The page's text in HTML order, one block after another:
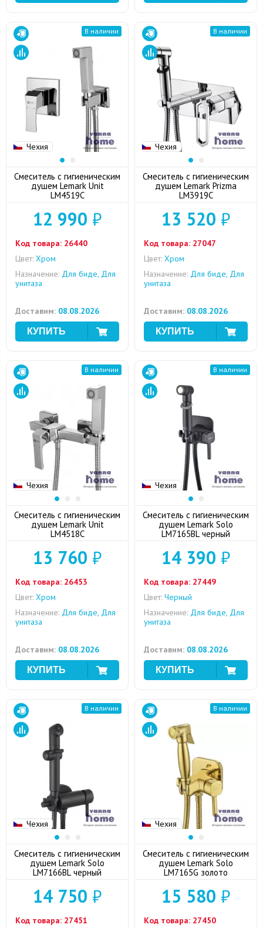
Чехия
В наличии
Смеситель с гигиеническим
душем Lemark Unit
LM4519C
12 990 ₽
Код товара: 26440
Цвет: Хром
Назначение: Для биде, Для
унитаза
Доставим: 08.08.2026
Чехия
В наличии
Смеситель с гигиеническим
душем Lemark Prizma
LM3919C
13 520 ₽
Код товара: 27047
Цвет: Хром
Назначение: Для биде, Для
унитаза
Доставим: 08.08.2026
Чехия
В наличии
Смеситель с гигиеническим
душем Lemark Unit
LM4518C
13 760 ₽
Код товара: 26453
Цвет: Хром
Назначение: Для биде, Для
унитаза
Доставим: 08.08.2026
Чехия
В наличии
Смеситель с гигиеническим
душем Lemark Solo
LM7165BL черный
14 390 ₽
Код товара: 27449
Цвет: Черный
Назначение: Для биде, Для
унитаза
Доставим: 08.08.2026
Чехия
В наличии
Смеситель с гигиеническим
душем Lemark Solo
LM7166BL черный
14 750 ₽
Код товара: 27451
Чехия
В наличии
Смеситель с гигиеническим
душем Lemark Solo
LM7165G золото
15 580 ₽
Код товара: 27450